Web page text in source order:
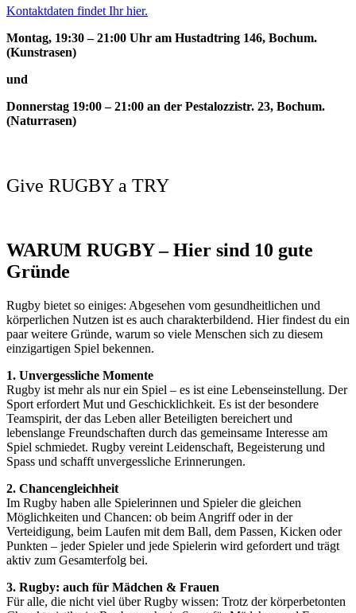
Kontaktdaten findet Ihr hier.
Montag, 19:30 – 21:00 Uhr am Hustadtring 146, Bochum.
(Kunstrasen)
und
Donnerstag 19:00 – 21:00 an der Pestalozzistr. 23, Bochum.
(Naturrasen)
Give RUGBY a TRY
WARUM RUGBY – Hier sind 10 gute
Gründe
Rugby bietet so einiges: Abgesehen vom gesundheitlichen und
körperlichen Nutzen ist es auch charakterbildend. Hier findest du ein
paar weitere Gründe, warum so viele Menschen sich zu diesem
einzigartigen Spiel bekennen.
1. Unvergessliche Momente
Rugby ist mehr als nur ein Spiel – es ist eine Lebenseinstellung. Der
Sport erfordert Mut und Geschicklichkeit. Es ist der besondere
Teamspirit, der das Leben aller Beteiligten bereichert und
lebenslange Freundschaften durch das gemeinsame Interesse am
Spiel schmiedet. Rugby vereint Leidenschaft, Begeisterung und
Spass und schafft unvergessliche Erinnerungen.
2. Chancengleichheit
Im Rugby haben alle Spielerinnen und Spieler die gleichen
Möglichkeiten und Chancen: ob beim Angriff oder in der
Verteidigung, beim Laufen mit dem Ball, dem Passen, Kicken oder
Punkten – jeder Spieler und jede Spielerin wird gefordert und trägt
aktiv zum Gesamterfolg bei.
3. Rugby: auch für Mädchen & Frauen
Für alle, die nicht viel über Rugby wissen: Trotz der körperbetonten